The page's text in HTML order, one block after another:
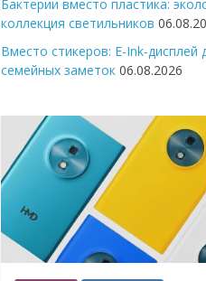
Бактерии вместо пластика:
коллекция светильников
Вместо стикеров: E-Ink-дисплей
семейных заметок 06.08.2026